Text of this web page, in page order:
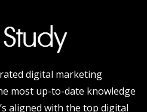
digital marketing
most up-to-date knowledge
aligned with the top digital